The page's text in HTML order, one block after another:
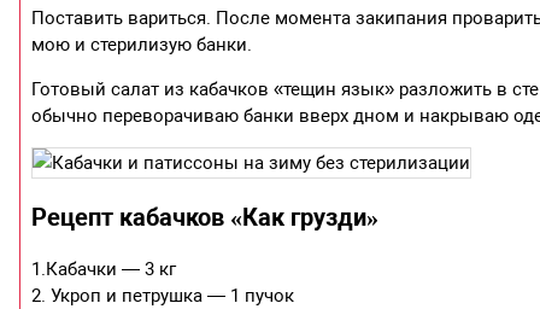
Поставить вариться. После момента закипания
мою и стерилизую банки.
Готовый салат из кабачков «тещин язык» разложить в
обычно переворачиваю банки вверх дном и накрываю
Рецепт кабачков «Как грузди»
1.Кабачки — 3 кг
2. Укроп и петрушка — 1 пучок